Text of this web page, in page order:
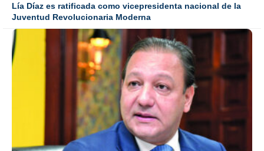
Lía Díaz es ratificada como vicepresidenta nacional de la
Juventud Revolucionaria Moderna